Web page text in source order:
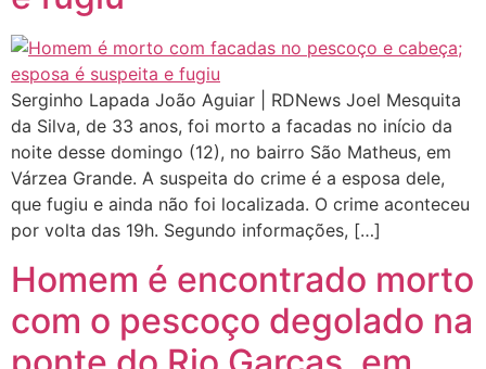
Serginho Lapada João Aguiar | RDNews Joel Mesquita
da Silva, de 33 anos, foi morto a facadas no início da
noite desse domingo (12), no bairro São Matheus, em
Várzea Grande. A suspeita do crime é a esposa dele,
que fugiu e ainda não foi localizada. O crime aconteceu
por volta das 19h. Segundo informações, […]
Homem é encontrado morto
com o pescoço degolado na